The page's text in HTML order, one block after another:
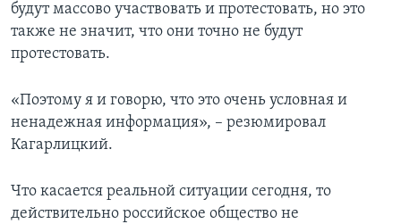
будут массово участвовать и протестовать, но это
также не значит, что они точно не будут
протестовать.
«Поэтому я и говорю, что это очень условная и
ненадежная информация», – резюмировал
Кагарлицкий.
Что касается реальной ситуации сегодня, то
действительно российское общество не